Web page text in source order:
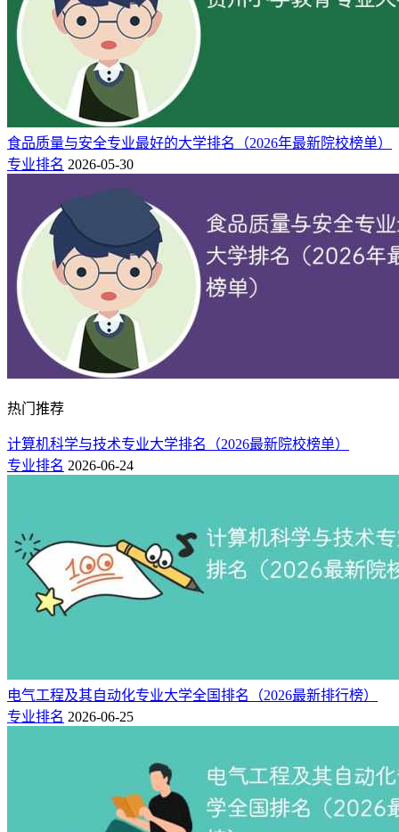
食品质量与安全专业最好的大学排名（2026年最新院校榜单）
专业排名 2026-05-30
热门推荐
计算机科学与技术专业大学排名（2026最新院校榜单）
专业排名 2026-06-24
电气工程及其自动化专业大学全国排名（2026最新排行榜）
专业排名 2026-06-25